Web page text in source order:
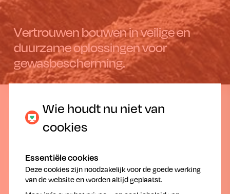
Vertrouwen bouwen in veilige en
duurzame oplossingen voor
gewasbescherming.
Wie houdt nu niet van
cookies
Essentiële cookies
Deze cookies zijn noodzakelijk voor de goede werking
van de website en worden altijd geplaatst.